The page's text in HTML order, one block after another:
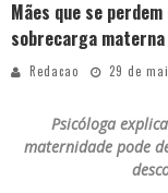
Mães que se
sobrecarga materna
Redacao 29 de
Psicóloga
maternidade pode